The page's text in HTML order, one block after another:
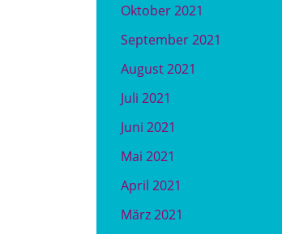
Oktober 2021
September 2021
August 2021
Juli 2021
Juni 2021
Mai 2021
April 2021
März 2021